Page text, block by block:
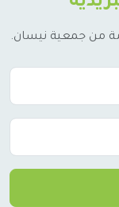
من جمعية نيسان.